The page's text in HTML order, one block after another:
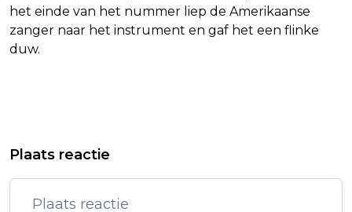
het einde van het nummer liep de Amerikaanse
zanger naar het instrument en gaf het een flinke
duw.
AANVALLEN NA GESPREK
STAATSCOMMISSIE: AANBEVELINGEN
TEGEN DISCRIMINATIE NIET
OPGEVOLGD
Plaats reactie